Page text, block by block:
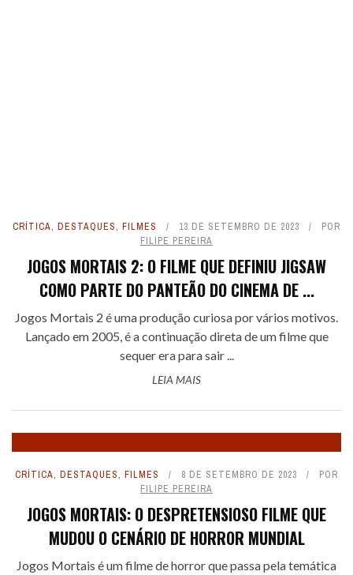
CRÍTICA, DESTAQUES, FILMES 13 DE SETEMBRO DE 2023
POR
FILIPE PEREIRA
JOGOS MORTAIS 2: O FILME QUE DEFINIU JIGSAW
COMO PARTE DO PANTEÃO DO CINEMA DE ...
Jogos Mortais 2 é uma produção curiosa por vários motivos.
Lançado em 2005, é a continuação direta de um filme que
sequer era para sair ...
LEIA MAIS
CRÍTICA, DESTAQUES, FILMES 8 DE SETEMBRO DE 2023
POR
FILIPE PEREIRA
JOGOS MORTAIS: O DESPRETENSIOSO FILME QUE
MUDOU O CENÁRIO DE HORROR MUNDIAL
Jogos Mortais é um filme de horror que passa pela temática